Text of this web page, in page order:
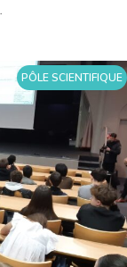
PÔLE SCIENTIFIQUE